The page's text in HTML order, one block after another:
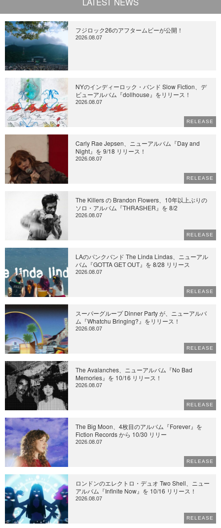
フジロック26のアフタームビーが公開！
2026.08.07
NYのインディーロック・バンド Slow Fiction、デ
ビューアルバム『dollhouse』をリリース！
2026.08.07
RELEASE
Carly Rae Jepsen、ニューアルバム『Day and
Night』を 9/18 リリース！
2026.08.07
RELEASE
The Killers の Brandon Flowers、10年以上ぶりの
ソロ・アルバム『THRASHER』を 8/2
2026.08.07
RELEASE
LAのパンクバンド The Linda Lindas、ニューアル
バム『GOTTA GET OUT』を 8/28 リリース
2026.08.07
RELEASE
スーパーグループ Dinner Party が、ニューアルバ
ム『Whatchu Bringing?』をリリース！
2026.08.07
RELEASE
The Avalanches、ニューアルバム『No Bad
Memories』を 10/16 リリース！
2026.08.07
RELEASE
The Big Moon、4枚目のアルバム『Forever』を
Fiction Records から 10/30 リリー
2026.08.07
RELEASE
ロンドンのエレクトロ・デュオ Two Shell、ニュー
アルバム『Infinite Now』を 10/16 リリース！
2026.08.07
RELEASE